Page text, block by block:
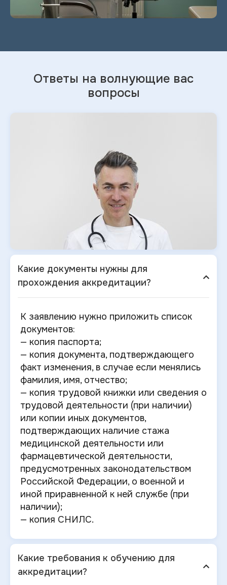
Ответы на волнующие вас
вопросы
Какие документы нужны для
прохождения аккредитации?
К заявлению нужно приложить список
документов:
— копия паспорта;
— копия документа, подтверждающего
факт изменения, в случае если менялись
фамилия, имя, отчество;
— копия трудовой книжки или сведения о
трудовой деятельности (при наличии)
или копии иных документов,
подтверждающих наличие стажа
медицинской деятельности или
фармацевтической деятельности,
предусмотренных законодательством
Российской Федерации, о военной и
иной приравненной к ней службе (при
наличии);
— копия СНИЛС.
Какие требования к обучению для
аккредитации?